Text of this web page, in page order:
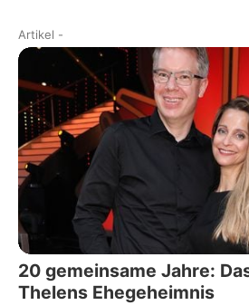
Artikel -
20 gemeinsame Jahre:
Thelens Ehegeheimnis